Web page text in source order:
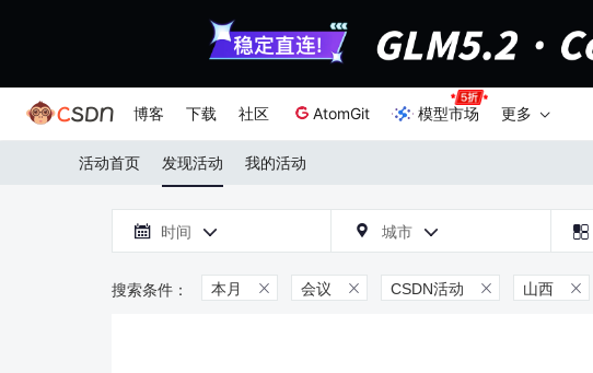
博客 下载 社区 AtomGit 模型市场 更多
活动首页 发现活动 我的活动
 时间   城市  
本月  会议  CSDN活动  山西 